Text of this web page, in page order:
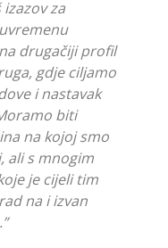
za
drugačiji profil
gdje ciljamo
i nastavak
biti
na kojoj smo
ali s mnogim
je cijeli tim
na i izvan